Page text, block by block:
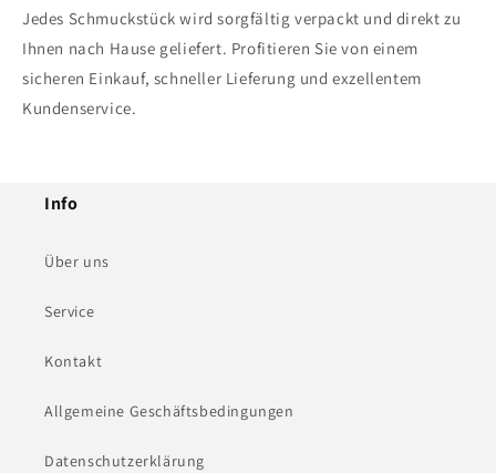
Jedes Schmuckstück wird sorgfältig verpackt und direkt zu
Ihnen nach Hause geliefert. Profitieren Sie von einem
sicheren Einkauf, schneller Lieferung und exzellentem
Kundenservice.
Info
Über uns
Service
Kontakt
Allgemeine Geschäftsbedingungen
Datenschutzerklärung